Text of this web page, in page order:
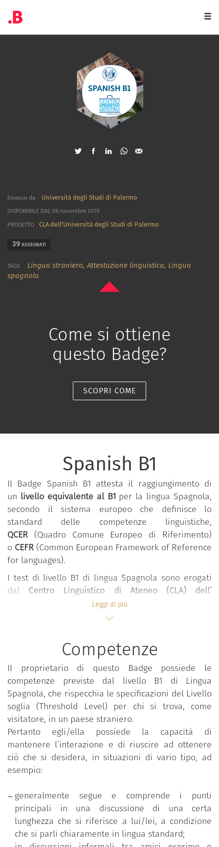
Emesso da Università degli Studi di Palermo
DISPONIBILE DAL 06 novembre 2019
PROGETTO
CLA dell’Università degli Studi di Palermo
39 ASSEGNATI
TAGS: Lingua straniera,Attestazione linguistica, Lingua
spagnola
Come si ottiene
questo Badge?
SCOPRI COME
Spanish B1
Il Badge Spanish B1 attesta il raggiungimento di
un livello equivalente al B1 per la lingua Spagnola,
secondo il sistema europeo che definisce lo
standard delle competenze linguistiche,
QCER (Quadro Comune Europeo di Riferimento)
o CEFR (Common European Framework of Reference
for languages).
I test di livello B1 di lingua Spagnola sono erogati
dal Centro Linguistico di Ateneo (CLA) dell’
Università degli Studi di Palermo
abilità di listening, reading e writing.
Leggi di più
Competenze
Il proprietario di questo Badge possiede le
competenze previste dal livello B1 di Lingua
Spagnola, che rispecchia le specificazioni del Livello
soglia (Threshold Level) per chi si trova, come
visitatore, in un paese straniero.
Pertanto egli/ella possiede la capacità di
mantenere l’interazione e di riuscire ad ottenere
ciò che si desidera, in situazioni di vario tipo, ad
esempio:
generalmente segue e comprende i punti
principali in una discussione di una certa
lunghezza che si riferisce a lui/lei, a condizione
che si parli chiaramente in lingua standard;